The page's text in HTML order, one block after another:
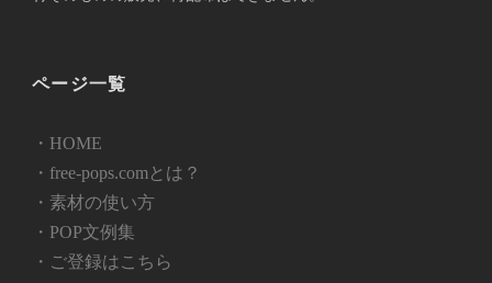
ページ一覧
・HOME
・free-pops.comとは？
・素材の使い方
・POP文例集
・ご登録はこちら